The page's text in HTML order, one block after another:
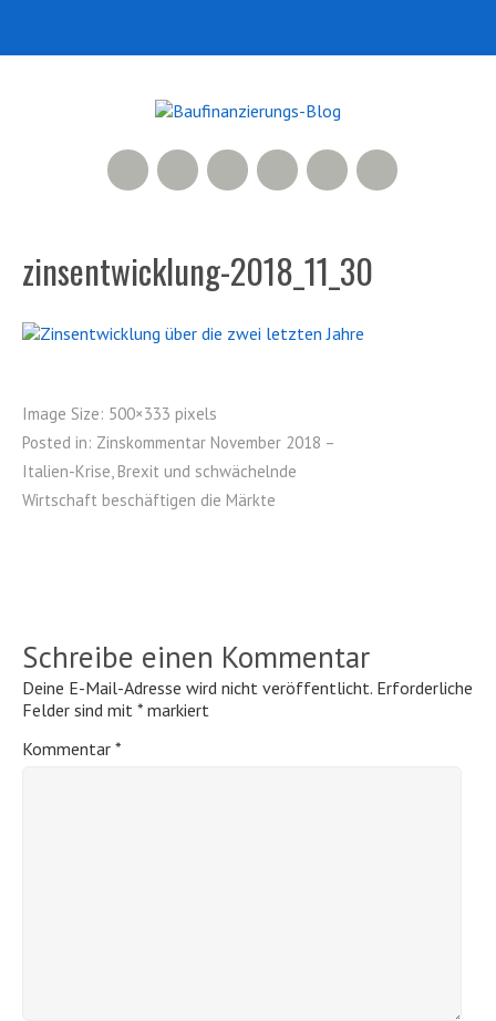
Facebook
500px
LinkedIn
Xing
RSS Feed
zinsentwicklung-2018_11_30
Image Size: 500×333 pixels
Posted in: Zinskommentar November 2018 –
Italien-Krise, Brexit und schwächelnde
Wirtschaft beschäftigen die Märkte
Schreibe einen Kommentar
Deine E-Mail-Adresse wird nicht veröffentlicht. Erforderliche
Felder sind mit * markiert
Kommentar *